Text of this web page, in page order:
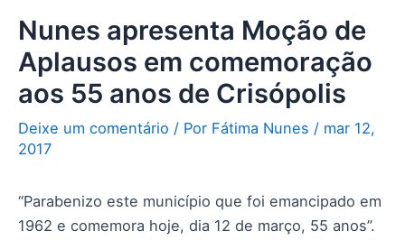
Nunes apresenta Moção de
Aplausos em comemoração
aos 55 anos de Crisópolis
Deixe um comentário / Por Fátima Nunes / mar 12,
2017
“Parabenizo este município que foi emancipado em
1962 e comemora hoje, dia 12 de março, 55 anos”.